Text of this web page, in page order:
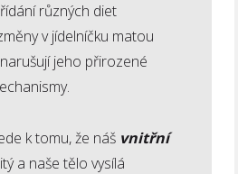
různých diet
v jídelníčku matou
jeho přirozené
k tomu, že náš vnitřní
a naše tělo vysílá